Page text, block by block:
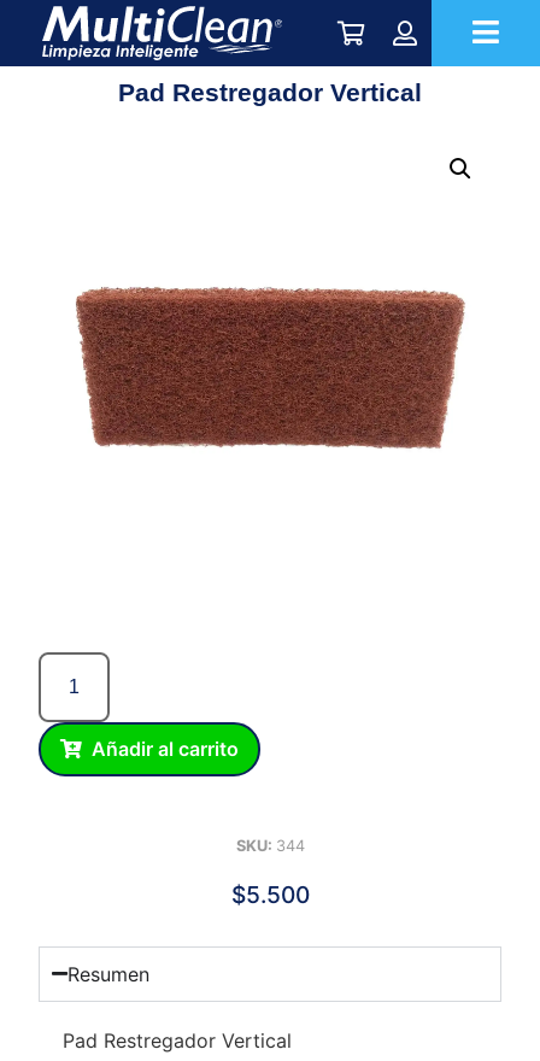
Pad Restregador Vertical
Añadir al carrito
SKU: 344
$5.500
Resumen
Pad Restregador Vertical